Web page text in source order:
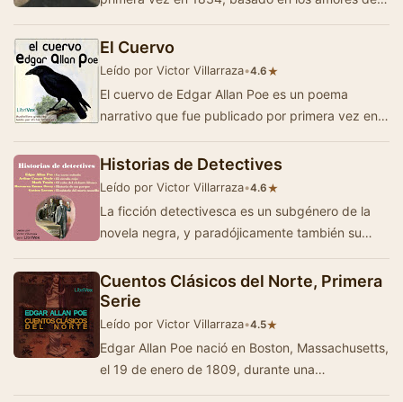
cita es …
El Cuervo
Leído por Victor Villarraza•4.6★
El cuervo de Edgar Allan Poe es un poema
narrativo que fue publicado por primera vez en
Historias de Detectives
Leído por Victor Villarraza•4.6★
La ficción detectivesca es un subgénero de la
novela negra, y paradójicamente también su
Cuentos Clásicos del Norte, Primera
Serie
Leído por Victor Villarraza•4.5★
Edgar Allan Poe nació en Boston, Massachusetts,
el 19 de enero de 1809, durante una